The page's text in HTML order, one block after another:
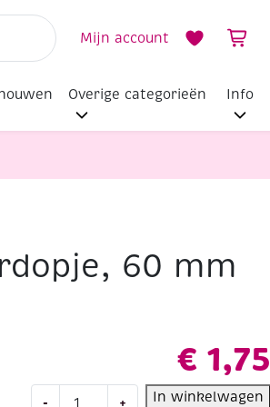
Mijn account
Overige categorieën Info
60 mm
€ 1,75
- + In winkelwagen